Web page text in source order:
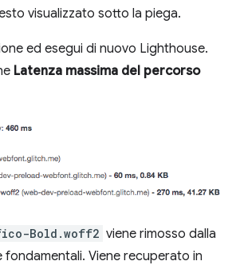
visualizzato sotto la piega.
ed esegui di nuovo Lighthouse.
Latenza massima del percorso
Bold.woff2 viene rimosso dalla
fondamentali. Viene recuperato in